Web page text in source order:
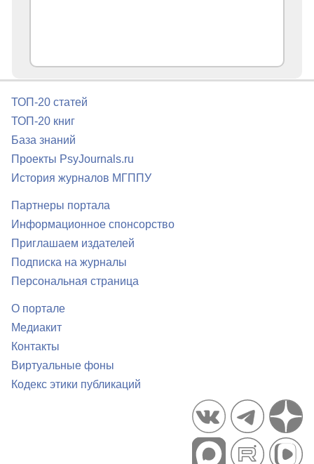
ТОП-20 статей
ТОП-20 книг
База знаний
Проекты PsyJournals.ru
История журналов МГППУ
Партнеры портала
Информационное спонсорство
Приглашаем издателей
Подписка на журналы
Персональная страница
О портале
Медиакит
Контакты
Виртуальные фоны
Кодекс этики публикаций